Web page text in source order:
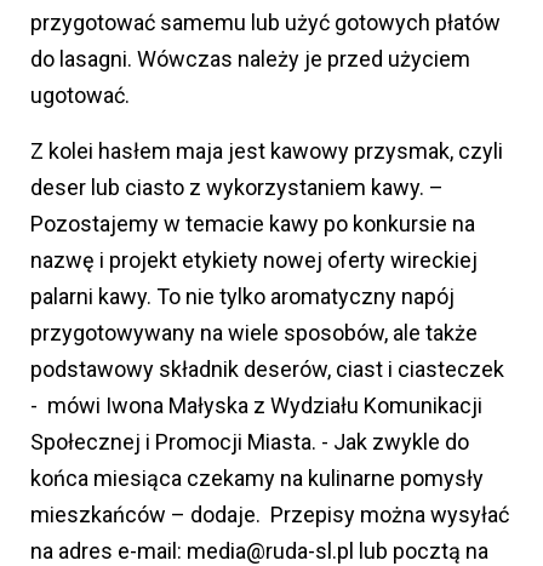
przygotować samemu lub użyć gotowych płatów
do lasagni. Wówczas należy je przed użyciem
ugotować.
Z kolei hasłem maja jest kawowy przysmak, czyli
deser lub ciasto z wykorzystaniem kawy. –
Pozostajemy w temacie kawy po konkursie na
nazwę i projekt etykiety nowej oferty wireckiej
palarni kawy. To nie tylko aromatyczny napój
przygotowywany na wiele sposobów, ale także
podstawowy składnik deserów, ciast i ciasteczek
- mówi Iwona Małyska z Wydziału Komunikacji
Społecznej i Promocji Miasta. - Jak zwykle do
końca miesiąca czekamy na kulinarne pomysły
mieszkańców – dodaje. Przepisy można wysyłać
na adres e-mail: media@ruda-sl.pl lub pocztą na